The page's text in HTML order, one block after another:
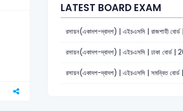
LATEST BOARD EXAM
রসায়ন(একাদশ-দ্বাদশ) | এইচএসসি | রাজশাহী
রসায়ন(একাদশ-দ্বাদশ) | এইচএসসি | ঢাকা বোর্ড |
রসায়ন(একাদশ-দ্বাদশ) | এইচএসসি | সমন্বিত